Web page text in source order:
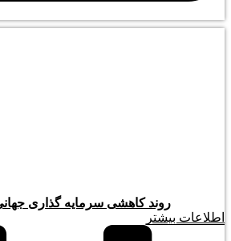
روند کاهشی سرمایه گذاری
اطلاعات بیشتر